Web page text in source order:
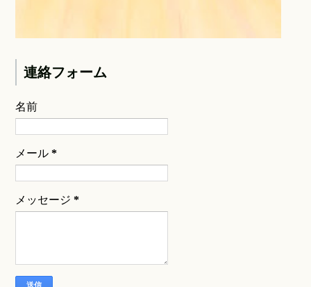
連絡フォーム
名前
メール*
メッセージ*